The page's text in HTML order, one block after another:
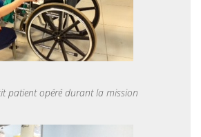
patient opéré durant la mission